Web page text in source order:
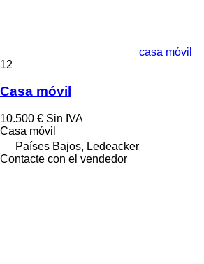
casa móvil
12
Casa móvil
10.500 € Sin IVA
Casa móvil
Países Bajos, Ledeacker
Contacte con el vendedor